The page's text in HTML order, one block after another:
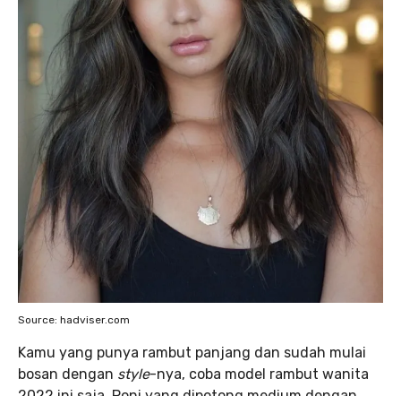
Source: hadviser.com
Kamu yang punya rambut panjang dan sudah mulai
bosan dengan style-nya, coba model rambut wanita